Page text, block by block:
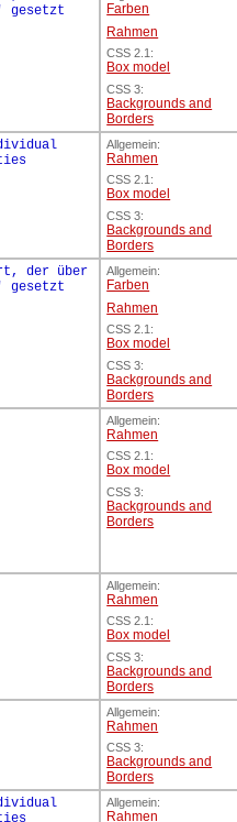
gesetzt
Farben
Rahmen
CSS 2.1:
Box model
CSS 3:
Backgrounds and
Borders
Allgemein:
Rahmen
CSS 2.1:
Box model
CSS 3:
Backgrounds and
Borders
der über
gesetzt
Allgemein:
Farben
Rahmen
CSS 2.1:
Box model
CSS 3:
Backgrounds and
Borders
Allgemein:
Rahmen
CSS 2.1:
Box model
CSS 3:
Backgrounds and
Borders
Allgemein:
Rahmen
CSS 2.1:
Box model
CSS 3:
Backgrounds and
Borders
Allgemein:
Rahmen
CSS 3:
Backgrounds and
Borders
Allgemein:
Rahmen